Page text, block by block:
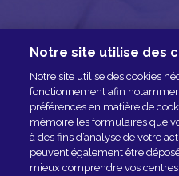
NOUS
NOS
Notre site utilise des
Notre site utilise des cookies
fonctionnement afin
préférences en matière de
mémoire les formulaires que
à des fins d’analyse de votre
peuvent également être
mieux comprendre vos